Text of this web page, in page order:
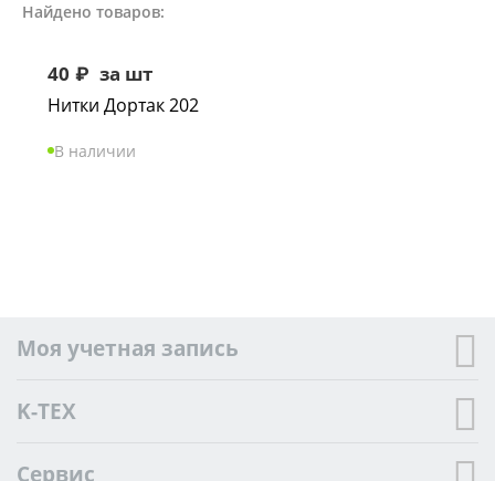
Найдено товаров:
40 ₽ за шт
Нитки Дортак 202
В наличии
Моя учетная запись
K-TEX
Сервис